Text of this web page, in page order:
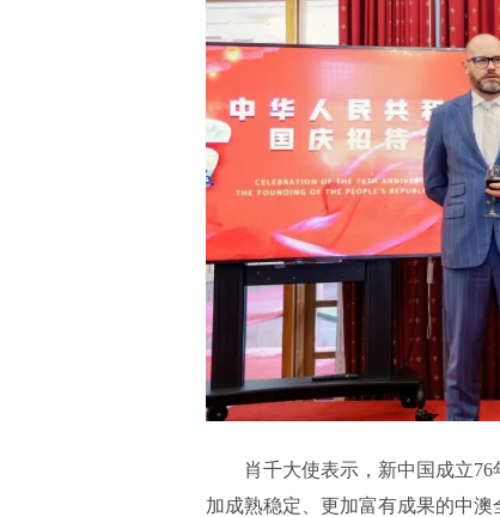
肖千大使表示，新中国成立
加成熟稳定、更加富有成果的中澳